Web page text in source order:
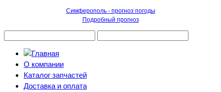
Симферополь - прогноз погоды
Подробный прогноз
О компании
Каталог запчастей
Доставка и оплата